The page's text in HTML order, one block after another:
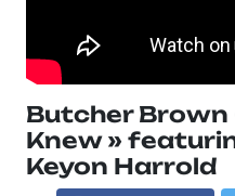
Butcher Brown
Knew »
Keyon Harrold